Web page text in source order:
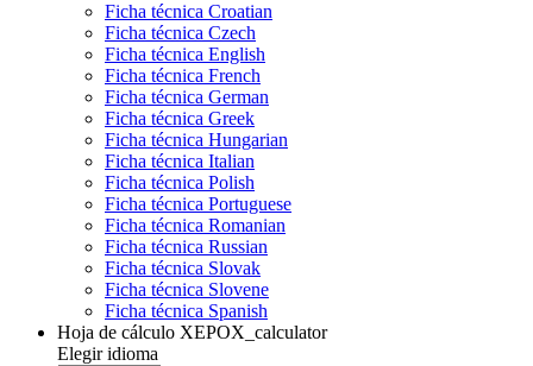
Ficha técnica Croatian
Ficha técnica Czech
Ficha técnica English
Ficha técnica French
Ficha técnica German
Ficha técnica Greek
Ficha técnica Hungarian
Ficha técnica Italian
Ficha técnica Polish
Ficha técnica Portuguese
Ficha técnica Romanian
Ficha técnica Russian
Ficha técnica Slovak
Ficha técnica Slovene
Ficha técnica Spanish
Hoja de cálculo XEPOX_calculator
Elegir idioma